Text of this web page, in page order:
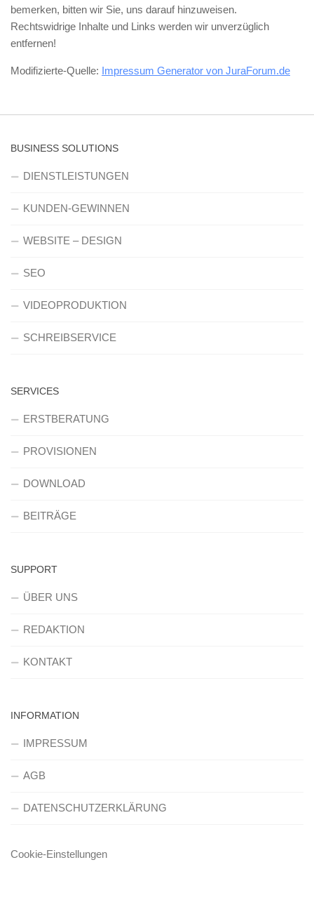
bemerken, bitten wir Sie, uns darauf hinzuweisen.
Rechtswidrige Inhalte und Links werden wir unverzüglich
entfernen!
Modifizierte-Quelle: Impressum Generator von JuraForum.de
BUSINESS SOLUTIONS
DIENSTLEISTUNGEN
KUNDEN-GEWINNEN
WEBSITE – DESIGN
SEO
VIDEOPRODUKTION
SCHREIBSERVICE
SERVICES
ERSTBERATUNG
PROVISIONEN
DOWNLOAD
BEITRÄGE
SUPPORT
ÜBER UNS
REDAKTION
KONTAKT
INFORMATION
IMPRESSUM
AGB
DATENSCHUTZERKLÄRUNG
Cookie-Einstellungen